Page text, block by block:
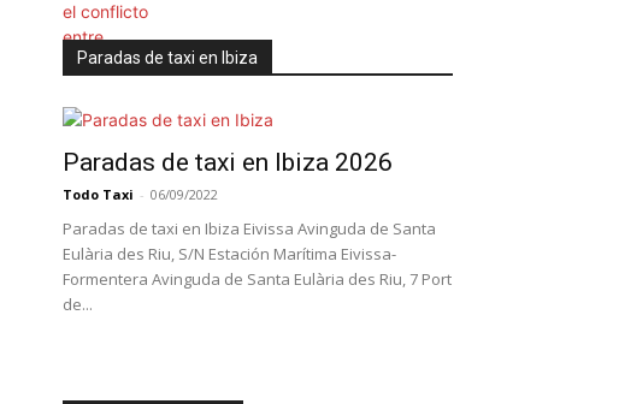
Paradas de taxi en Ibiza
Paradas de taxi en Ibiza 2026
Todo Taxi - 06/09/2022
Paradas de taxi en Ibiza Eivissa Avinguda de Santa
Eulària des Riu, S/N Estación Marítima Eivissa-
Formentera Avinguda de Santa Eulària des Riu, 7 Port
de...